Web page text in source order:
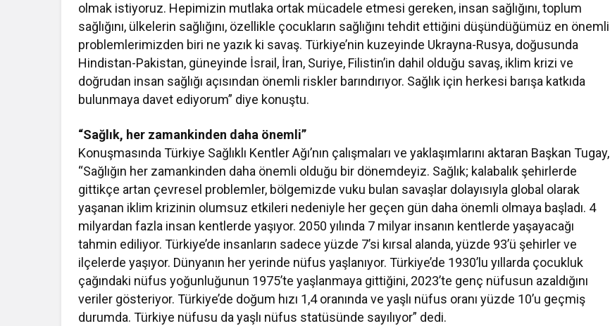
olmak istiyoruz. Hepimizin mutlaka ortak mücadele etmesi gereken, insan sağlığını, toplum
sağlığını, ülkelerin sağlığını, özellikle çocukların sağlığını tehdit ettiğini düşündüğümüz en önemli
problemlerimizden biri ne yazık ki savaş. Türkiye’nin kuzeyinde Ukrayna-Rusya, doğusunda
Hindistan-Pakistan, güneyinde İsrail, İran, Suriye, Filistin’in dahil olduğu savaş, iklim krizi ve
doğrudan insan sağlığı açısından önemli riskler barındırıyor. Sağlık için herkesi barışa katkıda
bulunmaya davet ediyorum” diye konuştu.
“Sağlık, her zamankinden daha önemli”
Konuşmasında Türkiye Sağlıklı Kentler Ağı’nın çalışmaları ve yaklaşımlarını aktaran Başkan Tugay,
“Sağlığın her zamankinden daha önemli olduğu bir dönemdeyiz. Sağlık; kalabalık şehirlerde
gittikçe artan çevresel problemler, bölgemizde vuku bulan savaşlar dolayısıyla global olarak
yaşanan iklim krizinin olumsuz etkileri nedeniyle her geçen gün daha önemli olmaya başladı. 4
milyardan fazla insan kentlerde yaşıyor. 2050 yılında 7 milyar insanın kentlerde yaşayacağı
tahmin ediliyor. Türkiye’de insanların sadece yüzde 7’si kırsal alanda, yüzde 93’ü şehirler ve
ilçelerde yaşıyor. Dünyanın her yerinde nüfus yaşlanıyor. Türkiye’de 1930’lu yıllarda çocukluk
çağındaki nüfus yoğunluğunun 1975’te yaşlanmaya gittiğini, 2023’te genç nüfusun azaldığını
veriler gösteriyor. Türkiye’de doğum hızı 1,4 oranında ve yaşlı nüfus oranı yüzde 10’u geçmiş
durumda. Türkiye nüfusu da yaşlı nüfus statüsünde sayılıyor” dedi.